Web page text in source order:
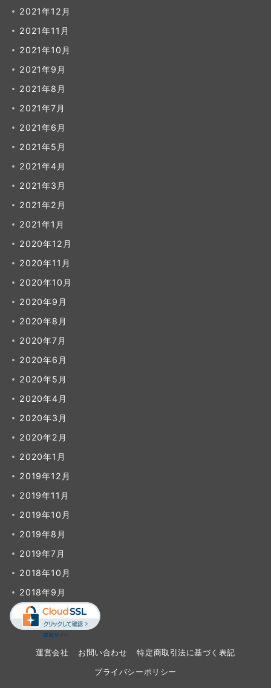
2021年12月
2021年11月
2021年10月
2021年9月
2021年8月
2021年7月
2021年6月
2021年5月
2021年4月
2021年3月
2021年2月
2021年1月
2020年12月
2020年11月
2020年10月
2020年9月
2020年8月
2020年7月
2020年6月
2020年5月
2020年4月
2020年3月
2020年2月
2020年1月
2019年12月
2019年11月
2019年10月
2019年8月
2019年7月
2018年10月
2018年9月
運営会社 お問い合わせ 特定商取引法に基づく表記
プライバシーポリシー